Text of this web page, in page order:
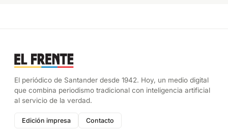
El periódico de Santander desde 1942. Hoy, un medio digital
que combina periodismo tradicional con inteligencia artificial
al servicio de la verdad.
Edición impresa Contacto